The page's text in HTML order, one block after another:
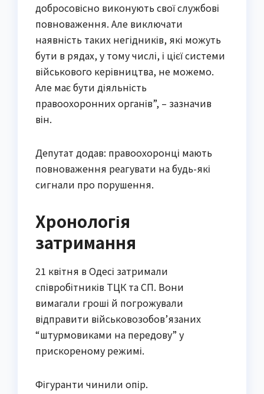
добросовісно виконують свої службові
повноваження. Але виключати
наявність таких негідників, які можуть
бути в рядах, у тому числі, і цієї системи
військового керівництва, не можемо.
Але має бути діяльність
правоохоронних органів”, – зазначив
він.
Депутат додав: правоохоронці мають
повноваження реагувати на будь-які
сигнали про порушення.
Хронологія
затримання
21 квітня в Одесі затримали
співробітників ТЦК та СП. Вони
вимагали гроші й погрожували
відправити військовозобов’язаних
“штурмовиками на передову” у
прискореному режимі.
Фігуранти чинили опір.